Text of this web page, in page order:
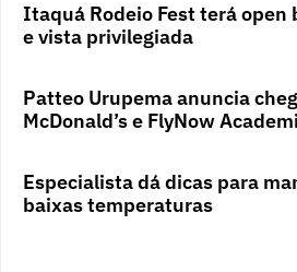
Itaquá Rodeio Fest terá open
e vista privilegiada
Patteo Urupema anuncia
McDonald’s e FlyNow
Especialista dá dicas para
baixas temperaturas